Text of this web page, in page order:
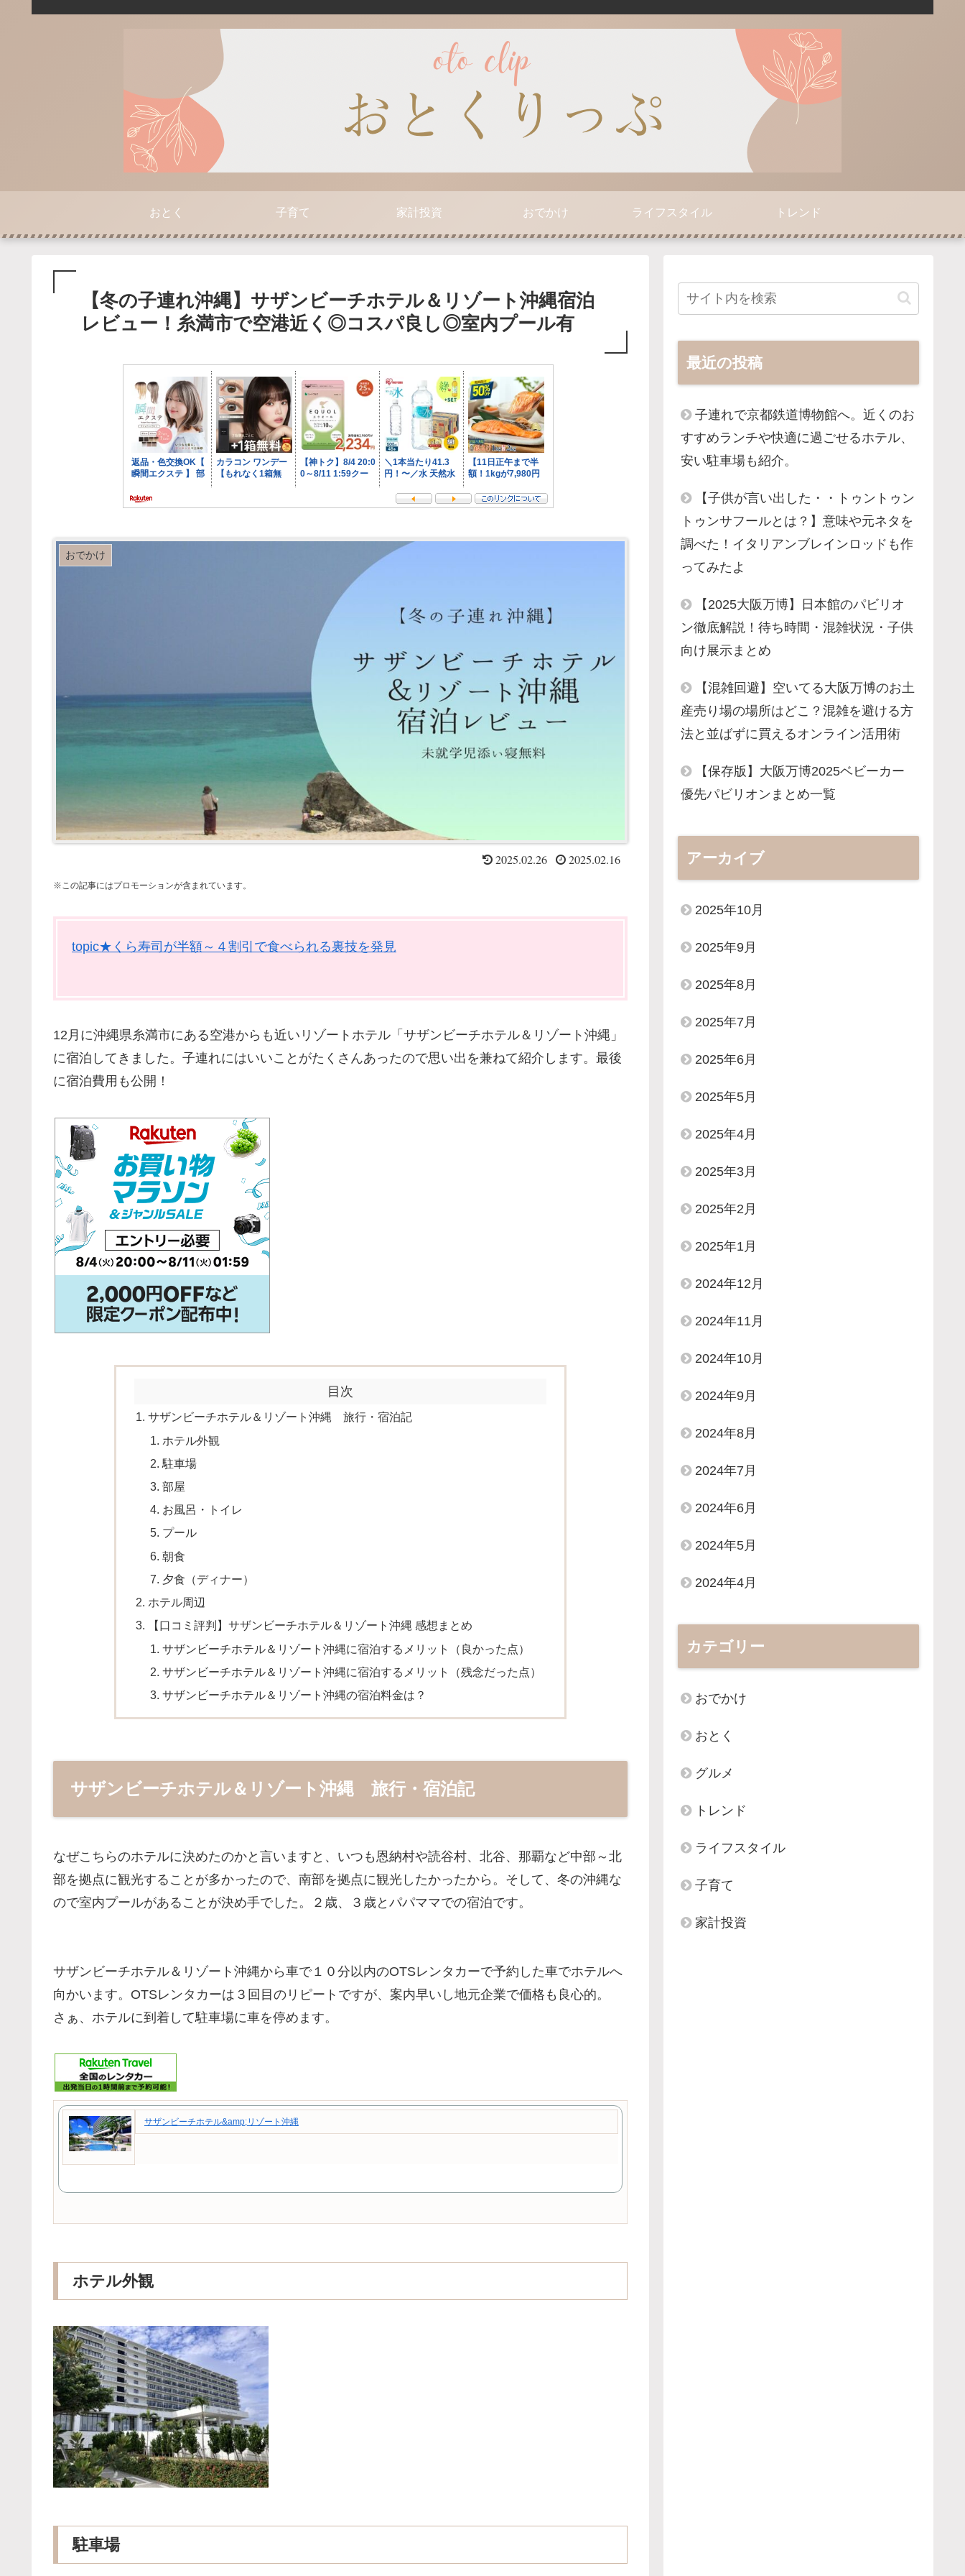
おとく 子育て 家計投資 おでかけ ライフスタイル トレンド
【冬の子連れ沖縄】サザンビーチホテル＆リゾート沖縄宿泊
レビュー！糸満市で空港近く◎コスパ良し◎室内プール有
おでかけ
2025.02.26 2025.02.16
※この記事にはプロモーションが含まれています。
topic★くら寿司が半額～４割引で食べられる裏技を発見
12月に沖縄県糸満市にある空港からも近いリゾートホテル「サザンビーチホテル＆リゾート沖縄」
に宿泊してきました。子連れにはいいことがたくさんあったので思い出を兼ねて紹介します。最後
に宿泊費用も公開！
目次
サザンビーチホテル＆リゾート沖縄 旅行・宿泊記
ホテル外観
駐車場
部屋
お風呂・トイレ
プール
朝食
夕食（ディナー）
ホテル周辺
【口コミ評判】サザンビーチホテル＆リゾート沖縄 感想まとめ
サザンビーチホテル＆リゾート沖縄に宿泊するメリット（良かった点）
サザンビーチホテル＆リゾート沖縄に宿泊するメリット（残念だった点）
サザンビーチホテル＆リゾート沖縄の宿泊料金は？
サザンビーチホテル＆リゾート沖縄 旅行・宿泊記
なぜこちらのホテルに決めたのかと言いますと、いつも恩納村や読谷村、北谷、那覇など中部～北
部を拠点に観光することが多かったので、南部を拠点に観光したかったから。そして、冬の沖縄な
ので室内プールがあることが決め手でした。２歳、３歳とパパママでの宿泊です。
サザンビーチホテル＆リゾート沖縄から車で１０分以内のOTSレンタカーで予約した車でホテルへ
向かいます。OTSレンタカーは３回目のリピートですが、案内早いし地元企業で価格も良心的。
さぁ、ホテルに到着して駐車場に車を停めます。
サザンビーチホテル&amp;リゾート沖縄
ホテル外観
駐車場
最近の投稿
子連れで京都鉄道博物館へ。近くのお
すすめランチや快適に過ごせるホテル、
安い駐車場も紹介。
【子供が言い出した・・トゥントゥン
トゥンサフールとは？】意味や元ネタを
調べた！イタリアンブレインロッドも作
ってみたよ
【2025大阪万博】日本館のパビリオ
ン徹底解説！待ち時間・混雑状況・子供
向け展示まとめ
【混雑回避】空いてる大阪万博のお土
産売り場の場所はどこ？混雑を避ける方
法と並ばずに買えるオンライン活用術
【保存版】大阪万博2025ベビーカー
優先パビリオンまとめ一覧
アーカイブ
2025年10月
2025年9月
2025年8月
2025年7月
2025年6月
2025年5月
2025年4月
2025年3月
2025年2月
2025年1月
2024年12月
2024年11月
2024年10月
2024年9月
2024年8月
2024年7月
2024年6月
2024年5月
2024年4月
カテゴリー
おでかけ
おとく
グルメ
トレンド
ライフスタイル
子育て
家計投資